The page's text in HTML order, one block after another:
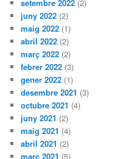
setembre 2022 (2)
juny 2022 (2)
maig 2022 (1)
abril 2022 (2)
març 2022 (2)
febrer 2022 (3)
gener 2022 (1)
desembre 2021 (3)
octubre 2021 (4)
juny 2021 (2)
maig 2021 (4)
abril 2021 (2)
març 2021 (5)